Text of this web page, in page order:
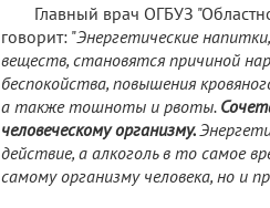
Главный врач ОГБУЗ
говорит: "Энергетические
веществ, становятся причиной
беспокойства, повышения
а также тошноты и рвоты.
человеческому организму.
действие, а алкоголь в то самое
самому организму человека, но и